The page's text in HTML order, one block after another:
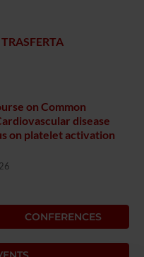
on Common
disease
on platelet activation
CONFERENCES